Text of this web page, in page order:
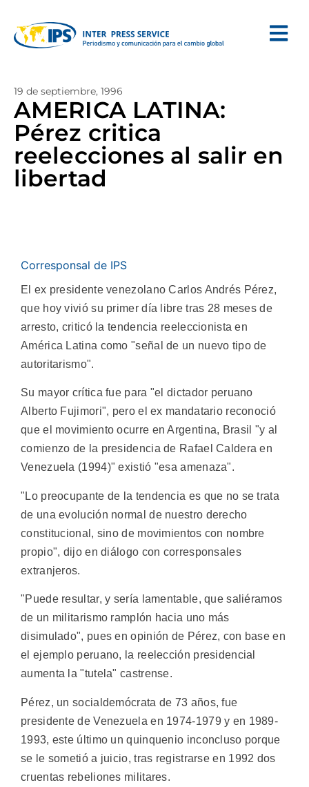
19 de septiembre, 1996
AMERICA LATINA:
Pérez critica
reelecciones al salir en
libertad
Corresponsal de IPS
El ex presidente venezolano Carlos Andrés Pérez,
que hoy vivió su primer día libre tras 28 meses de
arresto, criticó la tendencia reeleccionista en
América Latina como "señal de un nuevo tipo de
autoritarismo".
Su mayor crítica fue para "el dictador peruano
Alberto Fujimori", pero el ex mandatario reconoció
que el movimiento ocurre en Argentina, Brasil "y al
comienzo de la presidencia de Rafael Caldera en
Venezuela (1994)" existió "esa amenaza".
"Lo preocupante de la tendencia es que no se trata
de una evolución normal de nuestro derecho
constitucional, sino de movimientos con nombre
propio", dijo en diálogo con corresponsales
extranjeros.
"Puede resultar, y sería lamentable, que saliéramos
de un militarismo ramplón hacia uno más
disimulado", pues en opinión de Pérez, con base en
el ejemplo peruano, la reelección presidencial
aumenta la "tutela" castrense.
Pérez, un socialdemócrata de 73 años, fue
presidente de Venezuela en 1974-1979 y en 1989-
1993, este último un quinquenio inconcluso porque
se le sometió a juicio, tras registrarse en 1992 dos
cruentas rebeliones militares.